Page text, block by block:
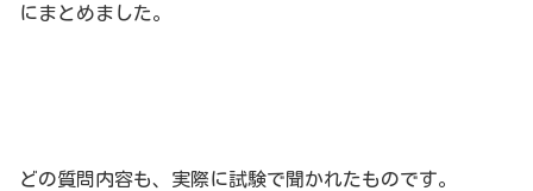
にまとめました。
どの質問内容も、実際に試験で聞かれたものです。